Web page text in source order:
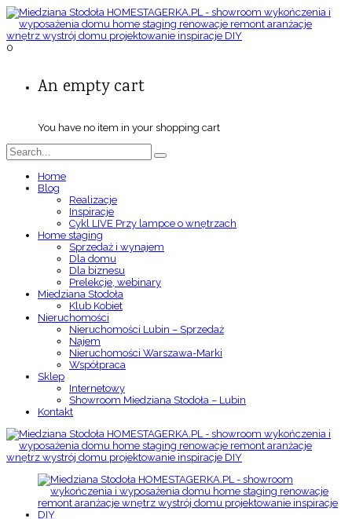
0
An empty cart
You have no item in your shopping cart
Home
Blog
Realizacje
Inspiracje
Cykl LIVE Przy lampce o wnętrzach
Home staging
Sprzedaż i wynajem
Dla domu
Dla biznesu
Prelekcje, webinary
Miedziana Stodoła
Klub Kobiet
Nieruchomości
Nieruchomości Lubin – Sprzedaż
Najem
Nieruchomości Warszawa-Marki
Współpraca
Sklep
Internetowy
Showroom Miedziana Stodoła – Lubin
Kontakt